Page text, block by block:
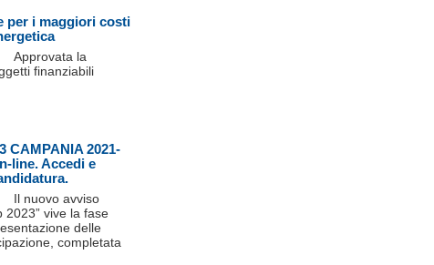
per i maggiori costi
Approvata la
finanziabili
CAMPANIA 2021-
line. Accedi e
Il nuovo avviso
2023” vive la fase
delle
completata